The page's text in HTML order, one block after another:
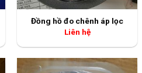
Đồng hồ đo chênh áp lọc
Liên hệ